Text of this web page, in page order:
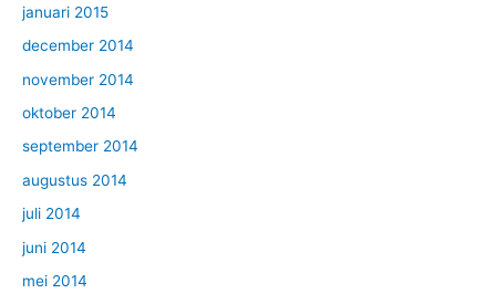
januari 2015
december 2014
november 2014
oktober 2014
september 2014
augustus 2014
juli 2014
juni 2014
mei 2014